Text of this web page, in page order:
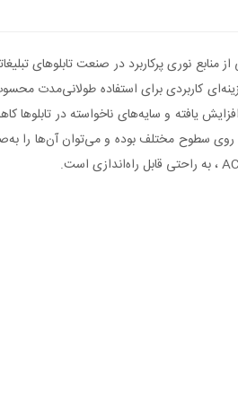
مختلف بوده و می‌توان آن‌ها را